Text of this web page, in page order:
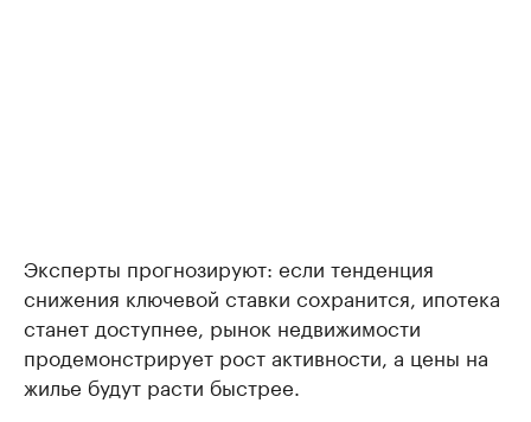
Эксперты прогнозируют: если тенденция
снижения ключевой ставки сохранится, ипотека
станет доступнее, рынок недвижимости
продемонстрирует рост активности, а цены на
жилье будут расти быстрее.